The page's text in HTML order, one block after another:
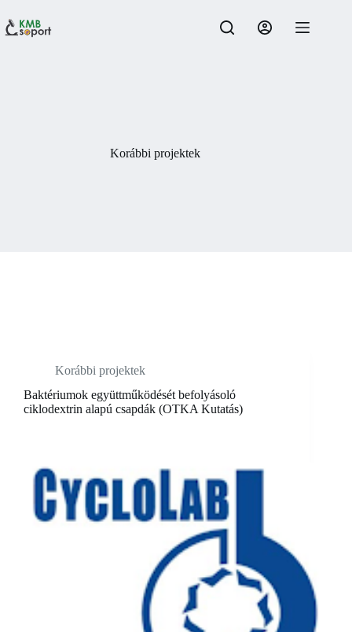
content
Korábbi projektek
Korábbi projektek
Baktériumok együttműködését befolyásoló
ciklodextrin alapú csapdák (OTKA Kutatás)